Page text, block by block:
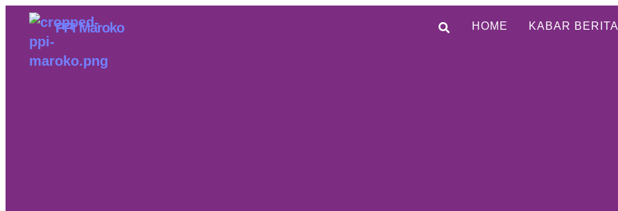
PPI Maroko HOME KABAR BERITA